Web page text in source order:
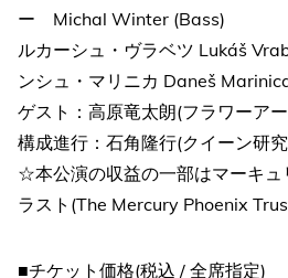
ー Michal Winter (Bass)
ルカーシュ・ヴラベツ Lukáš
ンシュ・マリニカ Daneš
ゲスト：高原竜太朗(フラワーア
構成進行：石角隆行(クイーン研
☆本公演の収益の一部はマーキュ
ラスト(The Mercury Phoenix
■チケット価格(税込 / 全席指定)